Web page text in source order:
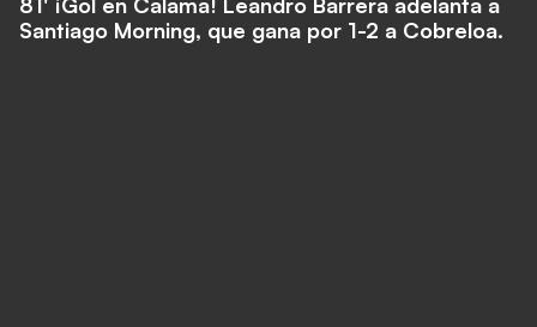
Santiago Morning, que gana por 1-2 a Cobreloa.